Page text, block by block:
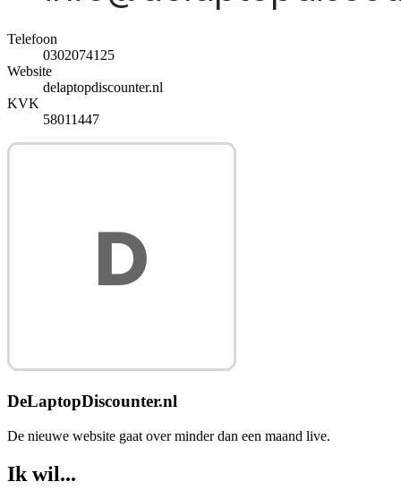
Telefoon
0302074125
Website
delaptopdiscounter.nl
KVK
58011447
DeLaptopDiscounter.nl
De nieuwe website gaat over minder dan een maand live.
Ik wil...